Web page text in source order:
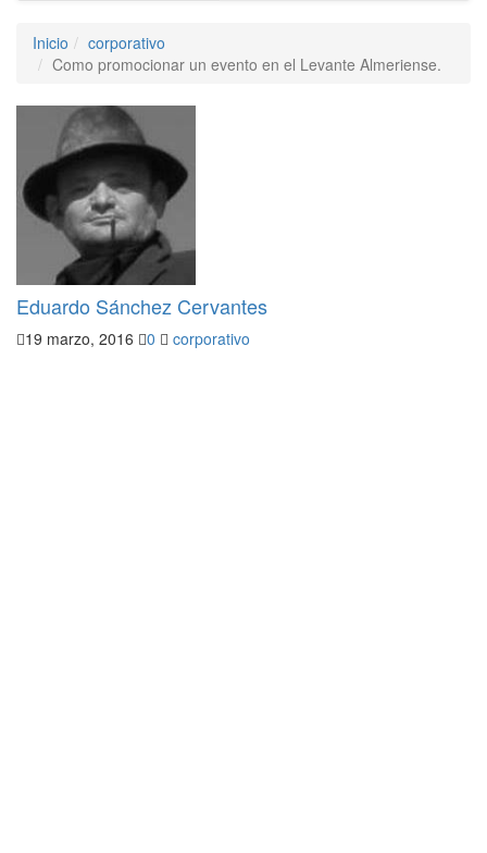
Inicio
corporativo
Como promocionar un evento en el Levante Almeriense.
Eduardo Sánchez Cervantes
19 marzo, 2016 0 corporativo